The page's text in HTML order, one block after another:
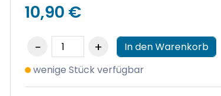
10,90 €
In den Warenkorb
wenige Stück verfügbar